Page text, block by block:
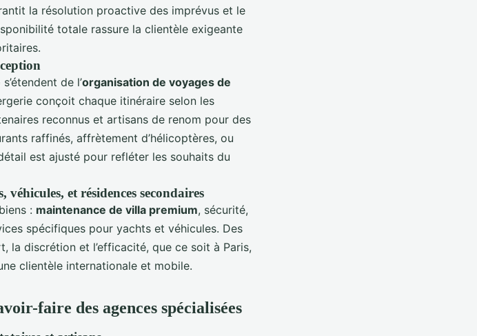
la résolution proactive des imprévus et le
totale rassure la clientèle exigeante
s’étendent de l’organisation de voyages de
conçoit chaque itinéraire selon les
reconnus et artisans de renom pour des
raffinés, affrètement d’hélicoptères, ou
est ajusté pour refléter les souhaits du
et résidences secondaires
: maintenance de villa premium, sécurité,
spécifiques pour yachts et véhicules. Des
la discrétion et l’efficacité, que ce soit à Paris,
clientèle internationale et mobile.
faire des agences spécialisées